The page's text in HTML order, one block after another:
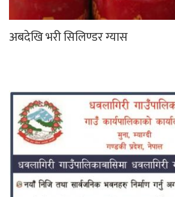
अबदेखि भरी सिलिण्डर ग्यास